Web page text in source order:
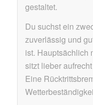
gestaltet.
Du suchst ein
zuverlässig und
ist. Hauptsächlich
sitzt lieber
Eine